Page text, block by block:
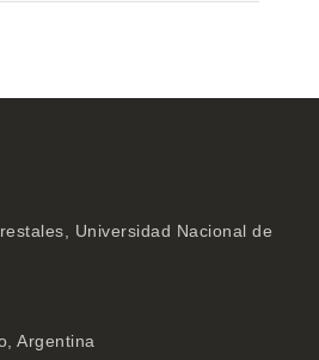
Universidad Nacional de
Argentina